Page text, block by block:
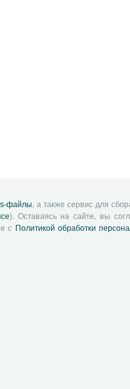
файлы, а также сервис для
). Оставаясь на сайте, вы
с Политикой обработки